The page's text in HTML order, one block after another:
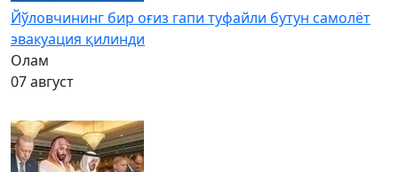
Йўловчининг бир оғиз гапи туфайли бутун самолёт
эвакуация қилинди
Олам
07 август